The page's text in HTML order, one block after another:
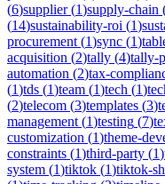
(6)supplier(1)supply-chain
(14)sustainability-roi (1)
procurement (1)sync (1)
acquisition (2)tally (4)tally-
automation (2)tax-
(1)tds (1)team (1)tech (1)
(2)telecom (3)templates (3)
management (1)testing (7)
customization (1)theme-
constraints (1)third-party (1)
system (1)tiktok (1)tiktok-